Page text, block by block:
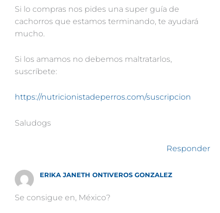
Si lo compras nos pides una super guía de
cachorros que estamos terminando, te ayudará
mucho.
Si los amamos no debemos maltratarlos,
suscríbete:
https://nutricionistadeperros.com/suscripcion
Saludogs
Responder
ERIKA JANETH ONTIVEROS GONZALEZ
Se consigue en, México?